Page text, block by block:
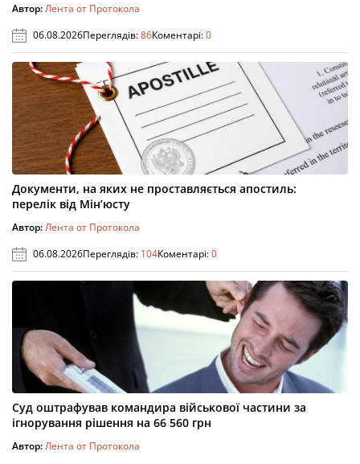
Автор:Лента от Протокола
06.08.2026Переглядів:86Коментарі:0
Документи, на яких не проставляється апостиль:
перелік від Мін’юсту
Автор:Лента от Протокола
06.08.2026Переглядів: 104Коментарі:0
Суд оштрафував командира військової частини за
ігнорування рішення на 66 560 грн
Автор:Лента от Протокола